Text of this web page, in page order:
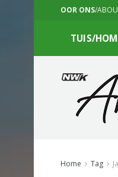
OOR ONS/
TUIS/
Home Tag